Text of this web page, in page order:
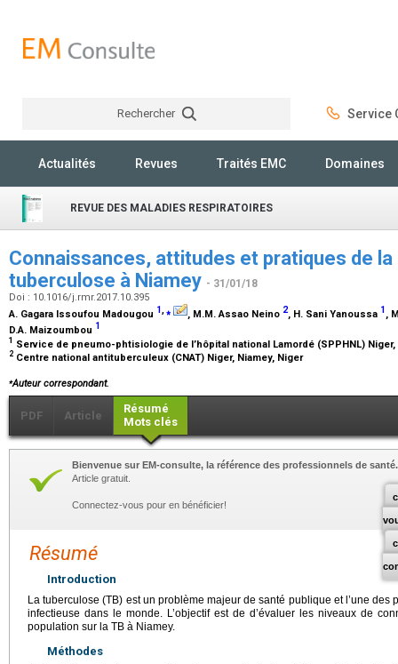
Rechercher Service
Actualités Revues Traités EMC Domaines
REVUE DES MALADIES RESPIRATOIRES
Connaissances, attitudes et pratiques de la
tuberculose à Niamey - 31/01/18
Doi : 10.1016/j.rmr.2017.10.395
A. Gagara Issoufou Madougou 1,⁎ , M.M. Assao Neino 2, H. Sani Yanoussa 1 ,
D.A. Maizoumbou 1
1 Service de pneumo-phtisiologie de l’hôpital national Lamordé (SPPHNL)
2 Centre national antituberculeux (CNAT) Niger, Niamey, Niger
⁎Auteur correspondant.
PDF Article
Résumé
Mots clés
Bienvenue sur EM-consulte, la référence des professionnels de santé.
Article gratuit.
Connectez-vous pour en bénéficier!
Résumé
Introduction
La tuberculose (TB) est un problème majeur de santé publique et l’une
infectieuse dans le monde. L’objectif est de d’évaluer les niveaux de
population sur la TB à Niamey.
Méthodes